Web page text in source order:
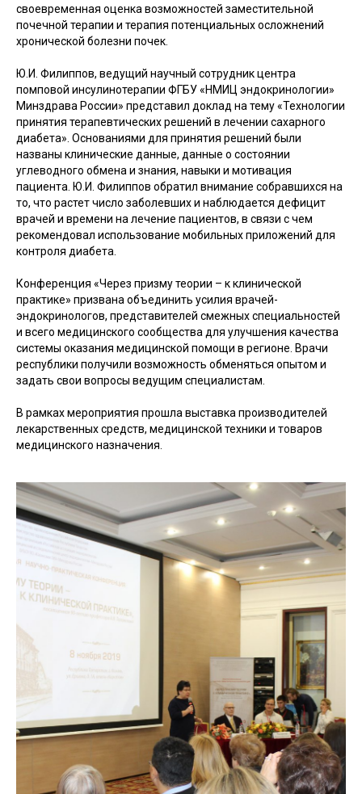
своевременная оценка возможностей заместительной
почечной терапии и терапия потенциальных осложнений
хронической болезни почек.
Ю.И. Филиппов, ведущий научный сотрудник центра
помповой инсулинотерапии ФГБУ «НМИЦ эндокринологии»
Минздрава России» представил доклад на тему «Технологии
принятия терапевтических решений в лечении сахарного
диабета». Основаниями для принятия решений были
названы клинические данные, данные о состоянии
углеводного обмена и знания, навыки и мотивация
пациента. Ю.И. Филиппов обратил внимание собравшихся на
то, что растет число заболевших и наблюдается дефицит
врачей и времени на лечение пациентов, в связи с чем
рекомендовал использование мобильных приложений для
контроля диабета.
Конференция «Через призму теории – к клинической
практике» призвана объединить усилия врачей-
эндокринологов, представителей смежных специальностей
и всего медицинского сообщества для улучшения качества
системы оказания медицинской помощи в регионе. Врачи
республики получили возможность обменяться опытом и
задать свои вопросы ведущим специалистам.
В рамках мероприятия прошла выставка производителей
лекарственных средств, медицинской техники и товаров
медицинского назначения.